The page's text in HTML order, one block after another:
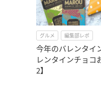
グルメ 編集部レポ
今年のバレンタイ
レンタインチョコ
2】